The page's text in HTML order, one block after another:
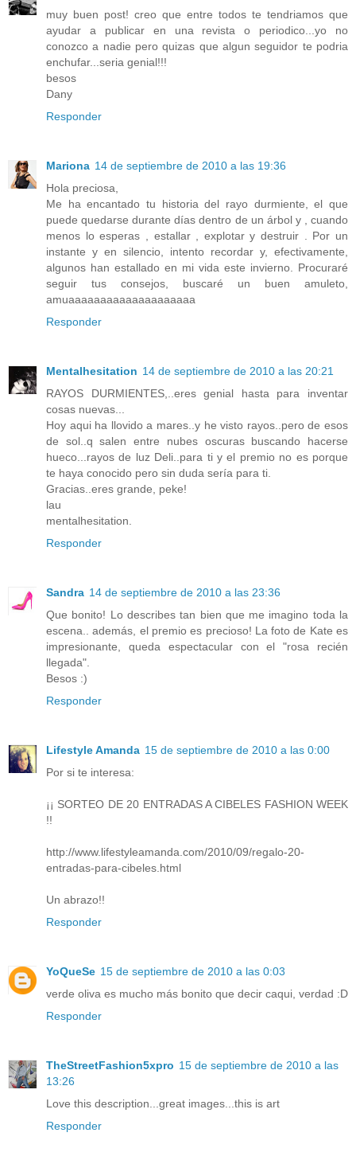
muy buen post! creo que entre todos te tendriamos que
ayudar a publicar en una revista o periodico...yo no
conozco a nadie pero quizas que algun seguidor te podria
enchufar...seria genial!!!
besos
Dany
Responder
Mariona 14 de septiembre de 2010 a las 19:36
Hola preciosa,
Me ha encantado tu historia del rayo durmiente, el que
puede quedarse durante días dentro de un árbol y , cuando
menos lo esperas , estallar , explotar y destruir . Por un
instante y en silencio, intento recordar y, efectivamente,
algunos han estallado en mi vida este invierno. Procuraré
seguir tus consejos, buscaré un buen amuleto,
amuaaaaaaaaaaaaaaaaaaaa
Responder
Mentalhesitation 14 de septiembre de 2010 a las 20:21
RAYOS DURMIENTES,..eres genial hasta para inventar
cosas nuevas...
Hoy aqui ha llovido a mares..y he visto rayos..pero de esos
de sol..q salen entre nubes oscuras buscando hacerse
hueco...rayos de luz Deli..para ti y el premio no es porque
te haya conocido pero sin duda sería para ti.
Gracias..eres grande, peke!
lau
mentalhesitation.
Responder
Sandra 14 de septiembre de 2010 a las 23:36
Que bonito! Lo describes tan bien que me imagino toda la
escena.. además, el premio es precioso! La foto de Kate es
impresionante, queda espectacular con el "rosa recién
llegada".
Besos :)
Responder
Lifestyle Amanda 15 de septiembre de 2010 a las 0:00
Por si te interesa:
¡¡ SORTEO DE 20 ENTRADAS A CIBELES FASHION WEEK
!!
http://www.lifestyleamanda.com/2010/09/regalo-20-
entradas-para-cibeles.html
Un abrazo!!
Responder
YoQueSe 15 de septiembre de 2010 a las 0:03
verde oliva es mucho más bonito que decir caqui, verdad :D
Responder
TheStreetFashion5xpro 15 de septiembre de 2010 a las
13:26
Love this description...great images...this is art
Responder